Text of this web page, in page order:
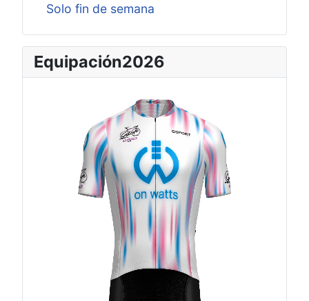
Solo fin de semana
Equipación2026